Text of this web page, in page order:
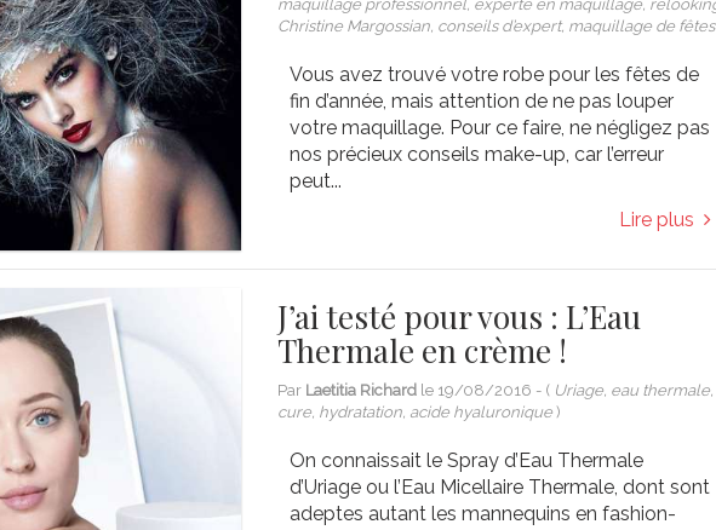
maquillage professionnel, experte en maquillage,
Christine Margossian, conseils d’expert, maquillage de fêtes
Vous avez trouvé votre robe pour les fêtes de
fin d’année, mais attention de ne pas louper
votre maquillage. Pour ce faire, ne négligez pas
nos précieux conseils make-up, car l’erreur
peut...
Lire plus
J’ai testé pour vous : L’Eau
Thermale en crème !
Par Laetitia Richard le 19/08/2016 - ( Uriage, eau thermale,
cure, hydratation, acide hyaluronique )
On connaissait le Spray d’Eau Thermale
d’Uriage ou l’Eau Micellaire Thermale, dont sont
adeptes autant les mannequins en fashion-